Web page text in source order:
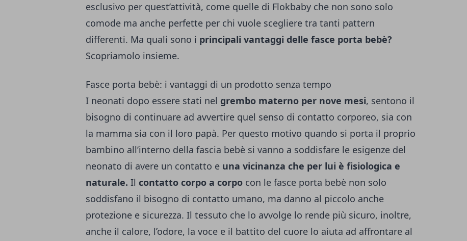
esclusivo per quest’attività, come quelle di Flokbaby che non sono solo
comode ma anche perfette per chi vuole scegliere tra tanti pattern
differenti. Ma quali sono i principali vantaggi delle fasce porta bebè?
Scopriamolo insieme.
Fasce porta bebè: i vantaggi di un prodotto senza tempo
I neonati dopo essere stati nel grembo materno per nove mesi, sentono il
bisogno di continuare ad avvertire quel senso di contatto corporeo, sia con
la mamma sia con il loro papà. Per questo motivo quando si porta il proprio
bambino all’interno della fascia bebè si vanno a soddisfare le esigenze del
neonato di avere un contatto e una vicinanza che per lui è fisiologica e
naturale. Il contatto corpo a corpo con le fasce porta bebè non solo
soddisfano il bisogno di contatto umano, ma danno al piccolo anche
protezione e sicurezza. Il tessuto che lo avvolge lo rende più sicuro, inoltre,
anche il calore, l’odore, la voce e il battito del cuore lo aiuta ad affrontare al